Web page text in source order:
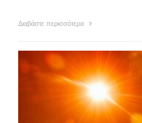
Διαβάστε περισσότερα